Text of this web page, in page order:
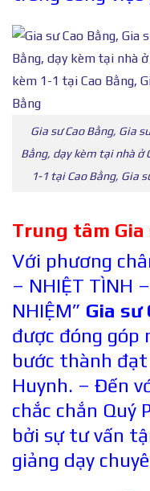
Gia sư Cao Bằng, Gia
Bằng, dạy kèm tại nhà ở
1-1 tại Cao Bằng, Gia
Trung tâm Gia
Với phương
– NHIỆT TÌNH
NHIỆM” Gia sư
được đóng
bước thành đạt
Huynh. – Đến
chắc chắn Quý
bởi sự tư vấn
giảng dạy